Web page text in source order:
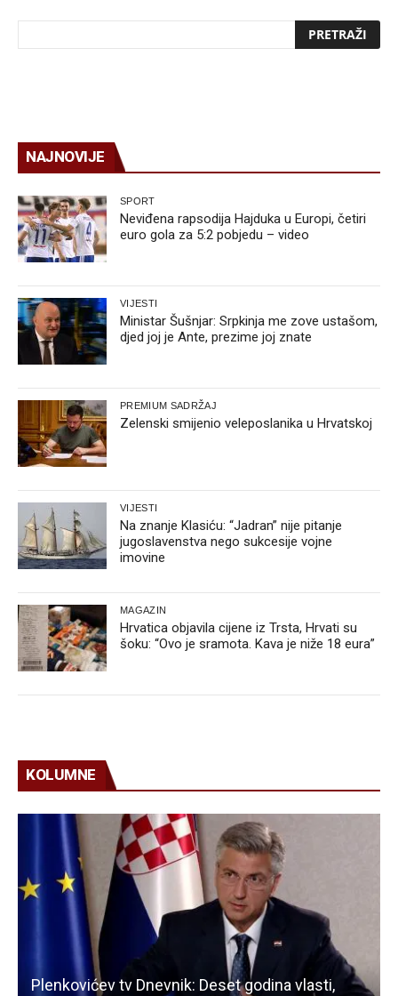
NAJNOVIJE
SPORT
Neviđena rapsodija Hajduka u Europi, četiri
euro gola za 5:2 pobjedu – video
VIJESTI
Ministar Šušnjar: Srpkinja me zove ustašom,
djed joj je Ante, prezime joj znate
PREMIUM SADRŽAJ
Zelenski smijenio veleposlanika u Hrvatskoj
VIJESTI
Na znanje Klasiću: “Jadran” nije pitanje
jugoslavenstva nego sukcesije vojne
imovine
MAGAZIN
Hrvatica objavila cijene iz Trsta, Hrvati su
šoku: “Ovo je sramota. Kava je niže 18 eura”
KOLUMNE
Plenkovićev tv Dnevnik: Deset godina vlasti,